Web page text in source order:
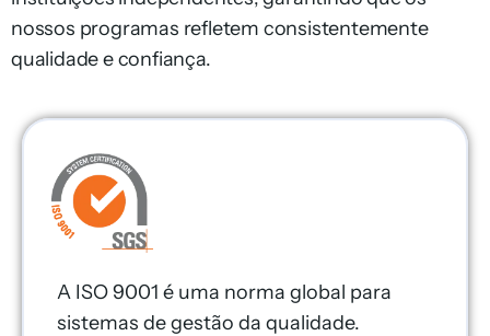
nossos programas refletem consistentemente
qualidade e confiança.
A ISO 9001 é uma norma global para
sistemas de gestão da qualidade.